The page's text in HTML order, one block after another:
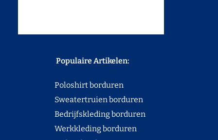
Populaire Artikelen:
Poloshirt borduren
Sweatertruien borduren
Bedrijfskleding borduren
Werkkleding borduren